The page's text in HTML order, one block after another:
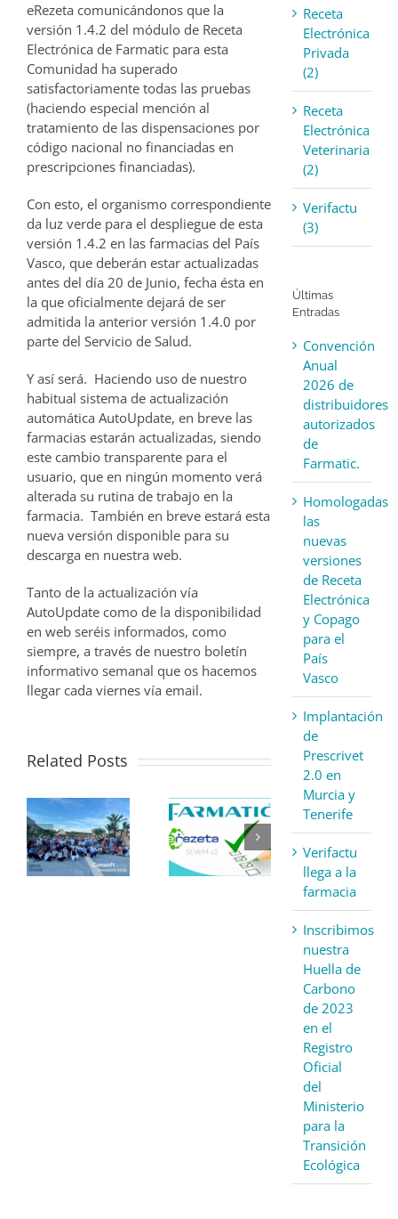
eRezeta comunicándonos que la
versión 1.4.2 del módulo de Receta
Electrónica de Farmatic para esta
Comunidad ha superado
satisfactoriamente todas las pruebas
(haciendo especial mención al
tratamiento de las dispensaciones por
código nacional no financiadas en
prescripciones financiadas).
Con esto, el organismo correspondiente
da luz verde para el despliegue de esta
versión 1.4.2 en las farmacias del País
Vasco, que deberán estar actualizadas
antes del día 20 de Junio, fecha ésta en
la que oficialmente dejará de ser
admitida la anterior versión 1.4.0 por
parte del Servicio de Salud.
Y así será. Haciendo uso de nuestro
habitual sistema de actualización
automática AutoUpdate, en breve las
farmacias estarán actualizadas, siendo
este cambio transparente para el
usuario, que en ningún momento verá
alterada su rutina de trabajo en la
farmacia. También en breve estará esta
nueva versión disponible para su
descarga en nuestra web.
Tanto de la actualización vía
AutoUpdate como de la disponibilidad
en web seréis informados, como
siempre, a través de nuestro boletín
informativo semanal que os hacemos
llegar cada viernes vía email.
Related Posts
Receta
Electrónica
Privada
(2)
Receta
Electrónica
Veterinaria
(2)
Verifactu
(3)
Últimas
Entradas
Convención
Anual
2026 de
distribuidores
autorizados
de
Farmatic.
Homologadas
las
nuevas
versiones
de Receta
Electrónica
y Copago
para el
País
Vasco
Implantación
de
Prescrivet
2.0 en
Murcia y
Tenerife
Verifactu
llega a la
farmacia
Inscribimos
nuestra
Huella de
Carbono
de 2023
en el
Registro
Oficial
del
Ministerio
para la
Transición
Ecológica